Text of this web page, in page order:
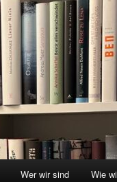
Wer wir sind Wie